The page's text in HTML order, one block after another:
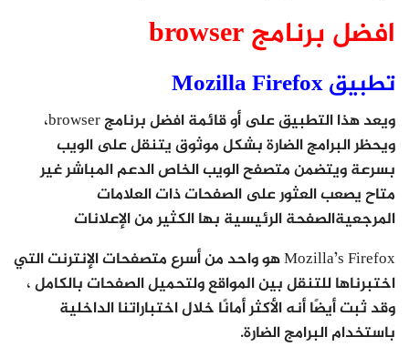
افضل برنامج browser
تطبيق Mozilla Firefox
ويعد هذا التطبيق على أو قائمة افضل برنامج browser،
ويحظر البرامج الضارة بشكل موثوق يتنقل على الويب
بسرعة ويتضمن متصفح الويب الخاص الدعم المباشر غير
متاح يصعب العثور على الصفحات ذات العلامات
المرجعيةالصفحة الرئيسية بها الكثير من الإعلانات
Mozilla’s Firefox هو واحد من أسرع متصفحات الإنترنت التي
اختبرناها للتنقل بين المواقع ولتحميل الصفحات بالكامل ،
وقد ثبت أيضًا أنه الأكثر أمانًا خلال اختباراتنا الداخلية
باستخدام البرامج الضارة.